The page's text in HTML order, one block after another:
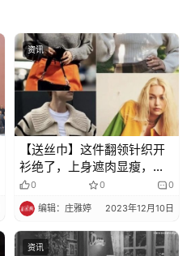
资讯
【送丝巾】这件翻领针织开
衫绝了，上身遮肉显瘦，减
龄有气质，穿出法式复古
风，完全不挑人！
0 0 0
编辑：庄雅婷 2023年12月10日
资讯